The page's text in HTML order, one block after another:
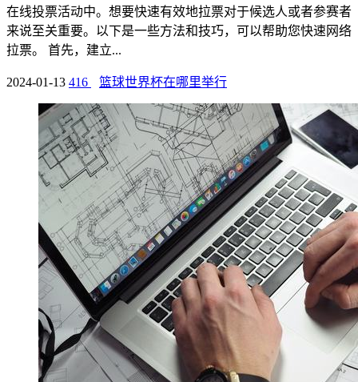
在线投票活动中。想要快速有效地拉票对于候选人或者参赛者
来说至关重要。以下是一些方法和技巧，可以帮助您快速网络
拉票。 首先，建立...
2024-01-13 416 篮球世界杯在哪里举行